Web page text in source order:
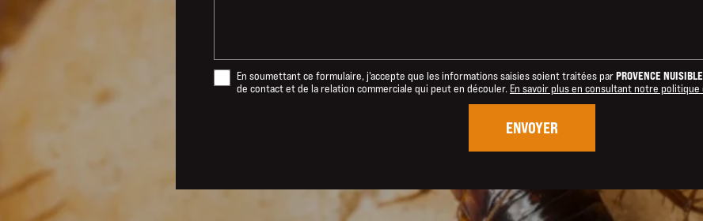
En soumettant ce formulaire, j'accepte que les informations saisies soient traitées parPROVENCE
de contact et de la relation commerciale qui peut en découler. En savoir plus en consultant notre